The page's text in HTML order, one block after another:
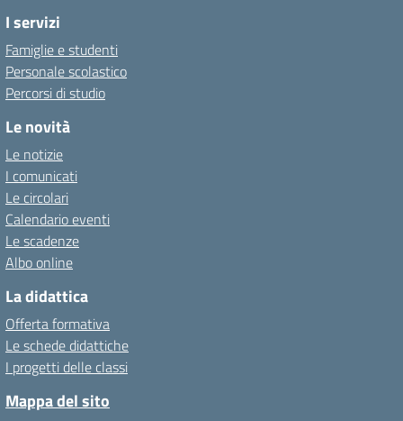
I servizi
Famiglie e studenti
Personale scolastico
Percorsi di studio
Le novità
Le notizie
I comunicati
Le circolari
Calendario eventi
Le scadenze
Albo online
La didattica
Offerta formativa
Le schede didattiche
I progetti delle classi
Mappa del sito